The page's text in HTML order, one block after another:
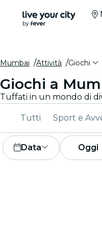
Mumbai Attività Giochi
Giochi a
Tuffati in un mondo di
Tutti Sport e
Data Oggi